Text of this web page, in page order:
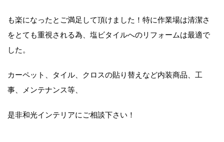
も楽になったとご満足して頂けました！特に作業場は清潔さ
をとても重視される為、塩ビタイルへのリフォームは最適で
した。
カーペット、タイル、クロスの貼り替えなど内装商品、工
事、メンテナンス等、
是非和光インテリアにご相談下さい！